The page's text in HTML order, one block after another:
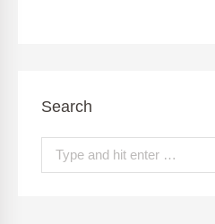
Search
Search: